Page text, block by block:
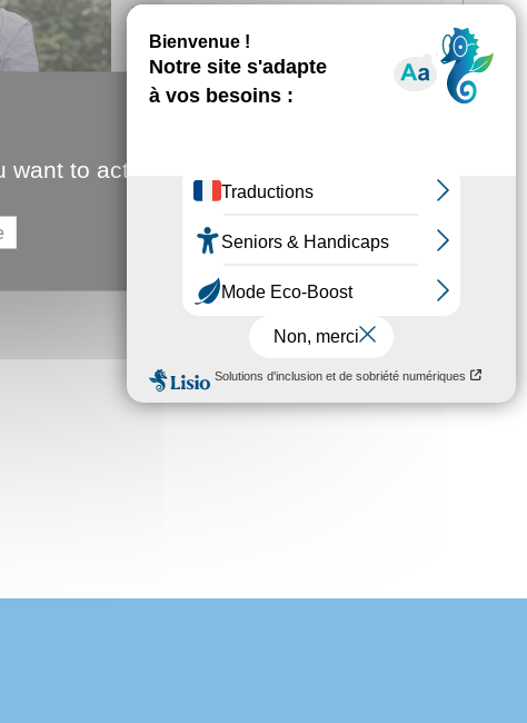
Avant son concert du 22 juin,
rencontre avec Andrei Chevtchouk,
l'énergique chef du Choeur
Crescendo Dièse.
to activate